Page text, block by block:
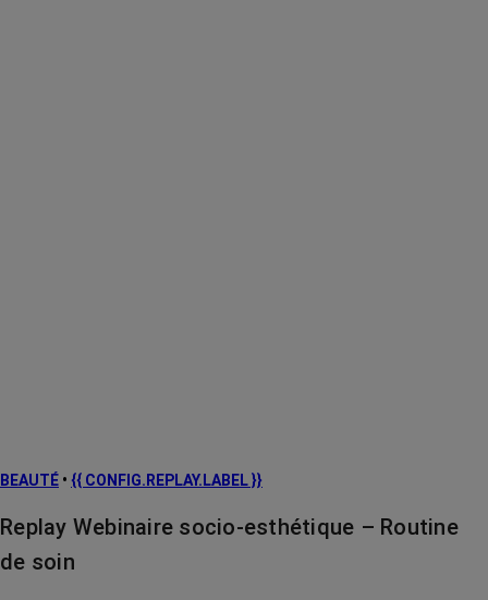
BEAUTÉ • {{ CONFIG.REPLAY.LABEL }}
Replay Webinaire socio-esthétique – Routine
de soin